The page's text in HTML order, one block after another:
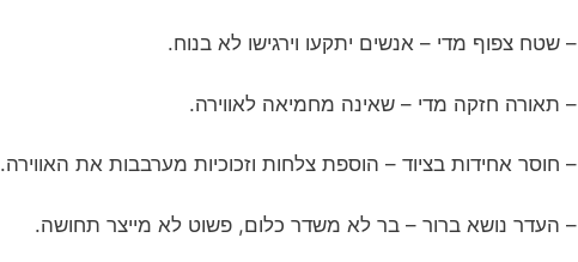
– שטח צפוף מדי – אנשים יתקעו וירגישו לא בנוח.
– תאורה חזקה מדי – שאינה מחמיאה לאווירה.
– חוסר אחידות בציוד – הוספת צלחות וזכוכיות מערבבות את האווירה.
– העדר נושא ברור – בר לא משדר כלום, פשוט לא מייצר תחושה.